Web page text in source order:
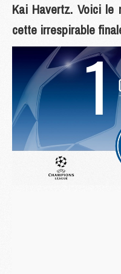
Kai Havertz. Voici le
cette irrespirable